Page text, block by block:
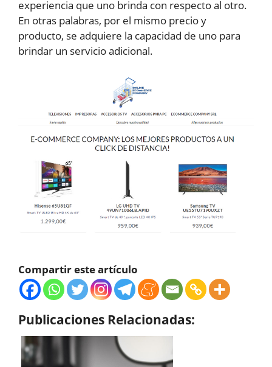
experiencia que uno brinda con respecto al otro.
En otras palabras, por el mismo precio y
producto, se adquiere la capacidad de uno para
brindar un servicio adicional.
Compartir este artículo
Publicaciones Relacionadas: